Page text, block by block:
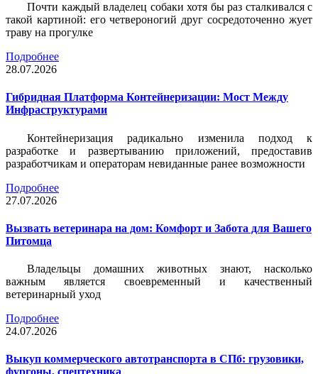
Почти каждый владелец собаки хотя бы раз сталкивался с
такой картиной: его четвероногий друг сосредоточенно жует
траву на прогулке
Подробнее
28.07.2026
Гибридная Платформа Контейнеризации: Мост Между
Инфраструктурами
Контейнеризация радикально изменила подход к
разработке и развертыванию приложений, предоставив
разработчикам и операторам невиданные ранее возможности
Подробнее
27.07.2026
Вызвать ветеринара на дом: Комфорт и Забота для Вашего
Питомца
Владельцы домашних животных знают, насколько
важным является своевременный и качественный
ветеринарный уход
Подробнее
24.07.2026
Выкуп коммерческого автотранспорта в СПб: грузовики,